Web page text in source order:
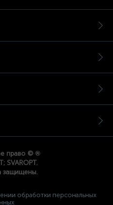
право © ®
SVAROPT.
защищены.
обработки персональных